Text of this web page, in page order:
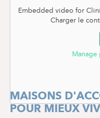
Embedded video for
Charger le
Manage
MAISONS
POUR MIEUX